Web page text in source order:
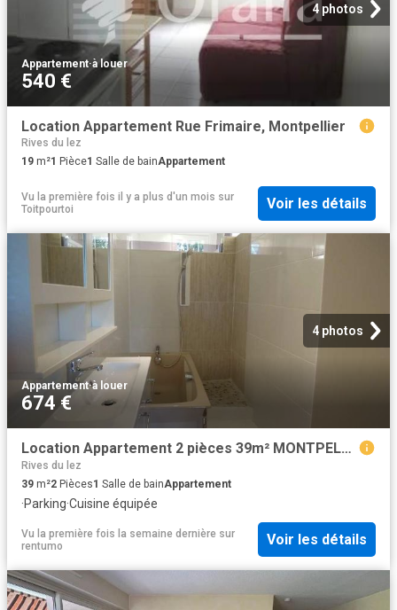
4 photos
Appartement·à louer
540 €
Location Appartement Rue Frimaire, Montpellier
Rives du lez
19 m²1 Pièce1 Salle de bainAppartement
Vu la première fois il y a plus d'un mois sur
Toitpourtoi
Voir les détails
4 photos
Appartement·à louer
674 €
Location Appartement 2 pièces 39m² MONTPELLIER 34000
Rives du lez
39 m²2 Pièces1 Salle de bainAppartement
·Parking·Cuisine équipée
Vu la première fois la semaine dernière sur
rentumo
Voir les détails